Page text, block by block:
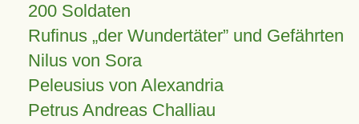
200 Soldaten
Rufinus „der Wundertäter” und Gefährten
Nilus von Sora
Peleusius von Alexandria
Petrus Andreas Challiau